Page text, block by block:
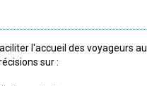
l'accueil des voyageurs au
sur :